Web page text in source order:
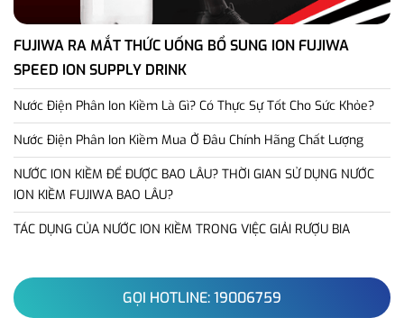
FUJIWA RA MẮT THỨC UỐNG BỔ SUNG ION FUJIWA
SPEED ION SUPPLY DRINK
Nước Điện Phân Ion Kiềm Là Gì? Có Thực Sự Tốt Cho Sức Khỏe?
Nước Điện Phân Ion Kiềm Mua Ở Đâu Chính Hãng Chất Lượng
NƯỚC ION KIỀM ĐỂ ĐƯỢC BAO LÂU? THỜI GIAN SỬ DỤNG NƯỚC
ION KIỀM FUJIWA BAO LÂU?
TÁC DỤNG CỦA NƯỚC ION KIỀM TRONG VIỆC GIẢI RƯỢU BIA
GỌI HOTLINE: 19006759